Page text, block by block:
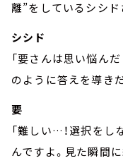
離”をしているシシド
シシド
「要さんは思い悩ん
のように答えを導き
要
「難しい…！選択を
んですよ。見た瞬間に